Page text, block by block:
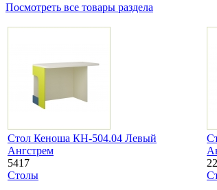
Посмотреть все товары раздела
Стол Кеноша КН-504.04 Левый
Ангстрем
5417
Столы